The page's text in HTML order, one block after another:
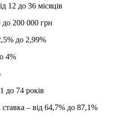
12 до 36 місяців
до 200 000 грн
до 2,99%
4%
до 74 років
– від 64,7% до 87,1%